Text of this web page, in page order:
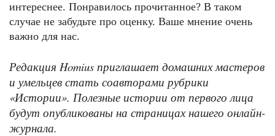
интереснее. Понравилось прочитанное? В таком
случае не забудьте про оценку. Ваше мнение очень
важно для нас.
Редакция Homius приглашает домашних мастеров
и умельцев стать соавторами рубрики
«Истории». Полезные истории от первого лица
будут опубликованы на страницах нашего онлайн-
журнала.